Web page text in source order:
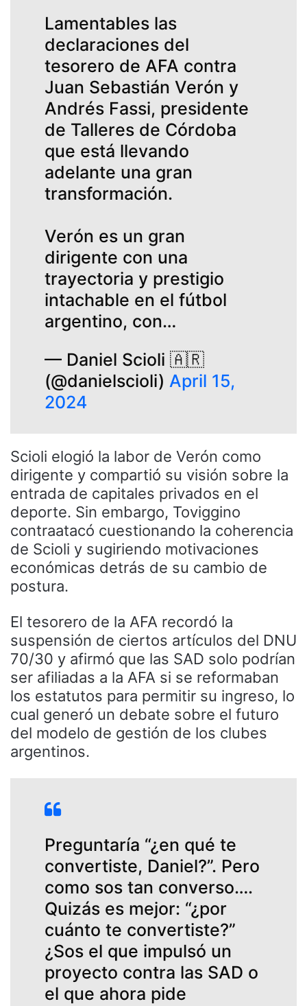
Lamentables las
declaraciones del
tesorero de AFA contra
Juan Sebastián Verón y
Andrés Fassi, presidente
de Talleres de Córdoba
que está llevando
adelante una gran
transformación.
Verón es un gran
dirigente con una
trayectoria y prestigio
intachable en el fútbol
argentino, con…
— Daniel Scioli 🇦🇷
(@danielscioli) April 15,
2024
Scioli elogió la labor de Verón como
dirigente y compartió su visión sobre la
entrada de capitales privados en el
deporte. Sin embargo, Toviggino
contraatacó cuestionando la coherencia
de Scioli y sugiriendo motivaciones
económicas detrás de su cambio de
postura.
El tesorero de la AFA recordó la
suspensión de ciertos artículos del DNU
70/30 y afirmó que las SAD solo podrían
ser afiliadas a la AFA si se reformaban
los estatutos para permitir su ingreso, lo
cual generó un debate sobre el futuro
del modelo de gestión de los clubes
argentinos.
Preguntaría “¿en qué te
convertiste, Daniel?”. Pero
como sos tan converso….
Quizás es mejor: “¿por
cuánto te convertiste?”
¿Sos el que impulsó un
proyecto contra las SAD o
el que ahora pide